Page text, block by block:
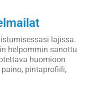
lajissa.
helpommin sanottu
huomioon
pintaprofiili,